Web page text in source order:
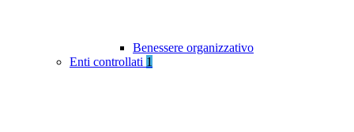
Benessere organizzativo
Enti controllati 1